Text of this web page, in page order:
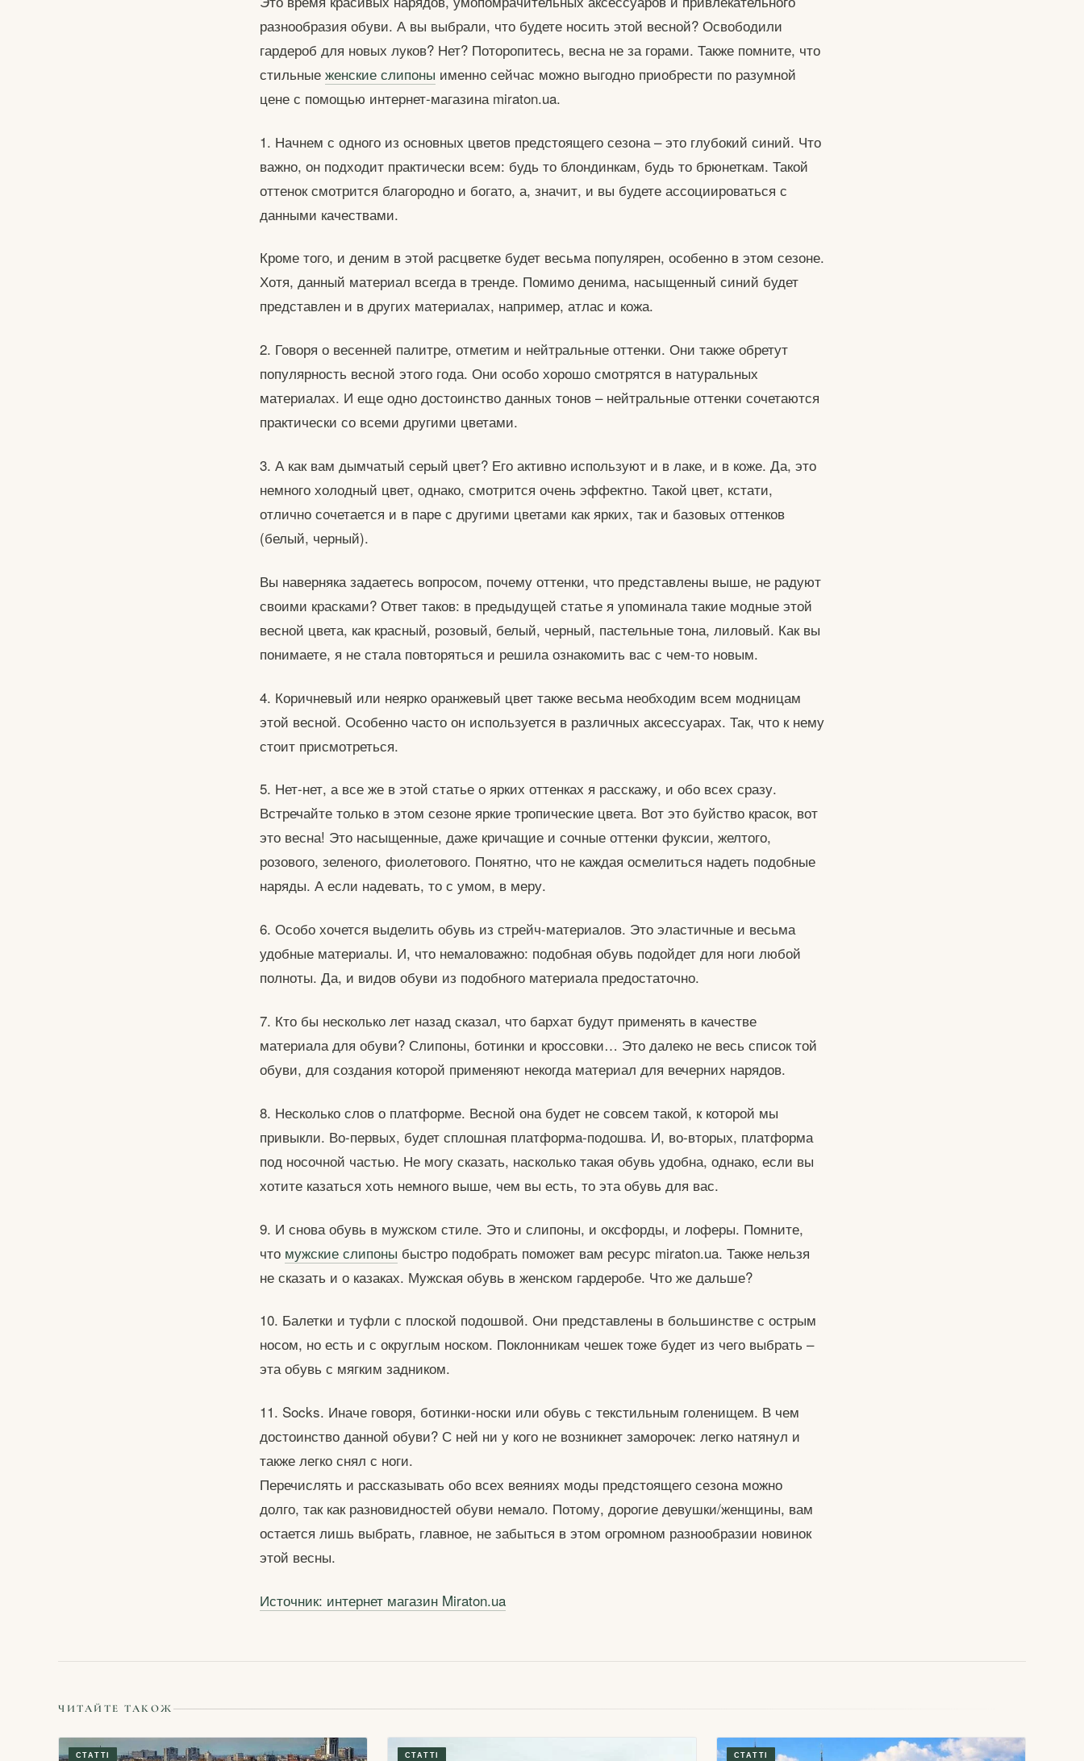
разнообразия обуви. А вы выбрали, что будете носить этой весной? Освободили
гардероб для новых луков? Нет? Поторопитесь, весна не за горами. Также помните, что
стильные женские слипоны именно сейчас можно выгодно приобрести по разумной
цене с помощью интернет-магазина miraton.ua.
1. Начнем с одного из основных цветов предстоящего сезона – это глубокий синий. Что
важно, он подходит практически всем: будь то блондинкам, будь то брюнеткам. Такой
оттенок смотрится благородно и богато, а, значит, и вы будете ассоциироваться с
данными качествами.
Кроме того, и деним в этой расцветке будет весьма популярен, особенно в этом сезоне.
Хотя, данный материал всегда в тренде. Помимо денима, насыщенный синий будет
представлен и в других материалах, например, атлас и кожа.
2. Говоря о весенней палитре, отметим и нейтральные оттенки. Они также обретут
популярность весной этого года. Они особо хорошо смотрятся в натуральных
материалах. И еще одно достоинство данных тонов – нейтральные оттенки сочетаются
практически со всеми другими цветами.
3. А как вам дымчатый серый цвет? Его активно используют и в лаке, и в коже. Да, это
немного холодный цвет, однако, смотрится очень эффектно. Такой цвет, кстати,
отлично сочетается и в паре с другими цветами как ярких, так и базовых оттенков
(белый, черный).
Вы наверняка задаетесь вопросом, почему оттенки, что представлены выше, не радуют
своими красками? Ответ таков: в предыдущей статье я упоминала такие модные этой
весной цвета, как красный, розовый, белый, черный, пастельные тона, лиловый. Как вы
понимаете, я не стала повторяться и решила ознакомить вас с чем-то новым.
4. Коричневый или неярко оранжевый цвет также весьма необходим всем модницам
этой весной. Особенно часто он используется в различных аксессуарах. Так, что к нему
стоит присмотреться.
5. Нет-нет, а все же в этой статье о ярких оттенках я расскажу, и обо всех сразу.
Встречайте только в этом сезоне яркие тропические цвета. Вот это буйство красок, вот
это весна! Это насыщенные, даже кричащие и сочные оттенки фуксии, желтого,
розового, зеленого, фиолетового. Понятно, что не каждая осмелиться надеть подобные
наряды. А если надевать, то с умом, в меру.
6. Особо хочется выделить обувь из стрейч-материалов. Это эластичные и весьма
удобные материалы. И, что немаловажно: подобная обувь подойдет для ноги любой
полноты. Да, и видов обуви из подобного материала предостаточно.
7. Кто бы несколько лет назад сказал, что бархат будут применять в качестве
материала для обуви? Слипоны, ботинки и кроссовки… Это далеко не весь список той
обуви, для создания которой применяют некогда материал для вечерних нарядов.
8. Несколько слов о платформе. Весной она будет не совсем такой, к которой мы
привыкли. Во-первых, будет сплошная платформа-подошва. И, во-вторых, платформа
под носочной частью. Не могу сказать, насколько такая обувь удобна, однако, если вы
хотите казаться хоть немного выше, чем вы есть, то эта обувь для вас.
9. И снова обувь в мужском стиле. Это и слипоны, и оксфорды, и лоферы. Помните,
что мужские слипоны быстро подобрать поможет вам ресурс miraton.ua. Также нельзя
не сказать и о казаках. Мужская обувь в женском гардеробе. Что же дальше?
10. Балетки и туфли с плоской подошвой. Они представлены в большинстве с острым
носом, но есть и с округлым носком. Поклонникам чешек тоже будет из чего выбрать –
эта обувь с мягким задником.
11. Socks. Иначе говоря, ботинки-носки или обувь с текстильным голенищем. В чем
достоинство данной обуви? С ней ни у кого не возникнет заморочек: легко натянул и
также легко снял с ноги.
Перечислять и рассказывать обо всех веяниях моды предстоящего сезона можно
долго, так как разновидностей обуви немало. Потому, дорогие девушки/женщины, вам
остается лишь выбрать, главное, не забыться в этом огромном разнообразии новинок
этой весны.
Источник: интернет магазин Miraton.ua
ЧИТАЙТЕ ТАКОЖ
СТАТТІ СТАТТІ СТАТТІ